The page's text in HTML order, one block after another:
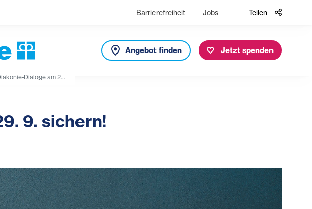
Barrierefreiheit Jobs Teilen
Angebot finden Jetzt spenden
Dialoge am 2...
9. sichern!